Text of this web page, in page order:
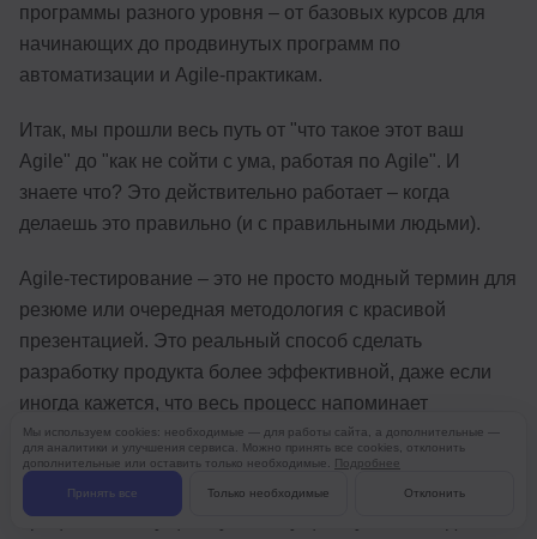
программы разного уровня – от базовых курсов для
начинающих до продвинутых программ по
автоматизации и Agile-практикам.
Итак, мы прошли весь путь от "что такое этот ваш
Agile" до "как не сойти с ума, работая по Agile". И
знаете что? Это действительно работает – когда
делаешь это правильно (и с правильными людьми).
Agile-тестирование – это не просто модный термин для
резюме или очередная методология с красивой
презентацией. Это реальный способ сделать
разработку продукта более эффективной, даже если
иногда кажется, что весь процесс напоминает
контролируемый хаос (спойлер: так и есть).
В конце концов, главное помнить: идеальных
процессов не существует, но существуют команды,
Мы используем cookies: необходимые — для работы сайта, а дополнительные —
для аналитики и улучшения сервиса. Можно принять все cookies, отклонить
дополнительные или оставить только необходимые. Подробнее
Принять все Только необходимые Отклонить